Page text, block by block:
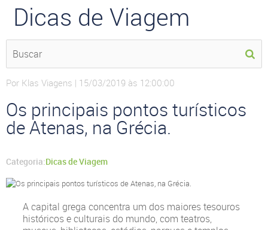
Dicas de Viagem
Por Klas Viagens | 15/03/2019 às 12:00:00
Os principais pontos turísticos
de Atenas, na Grécia.
Categoria:Dicas de Viagem
A capital grega concentra um dos maiores tesouros
históricos e culturais do mundo, com teatros,